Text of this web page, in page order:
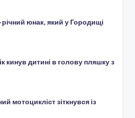
юнак, який у Городищі
кинув дитині в голову пляшку з
мотоцикліст зіткнувся із